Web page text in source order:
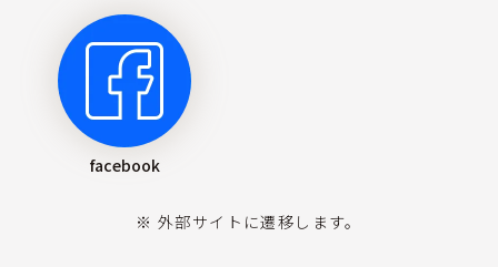
facebook
※ 外部サイトに遷移します。